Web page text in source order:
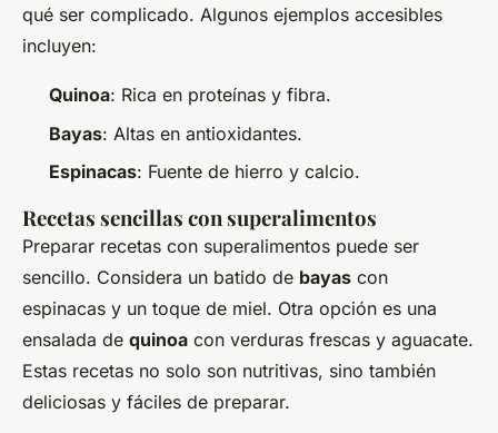
qué ser complicado. Algunos ejemplos accesibles
incluyen:
Quinoa: Rica en proteínas y fibra.
Bayas: Altas en antioxidantes.
Espinacas: Fuente de hierro y calcio.
Recetas sencillas con superalimentos
Preparar recetas con superalimentos puede ser
sencillo. Considera un batido de bayas con
espinacas y un toque de miel. Otra opción es una
ensalada de quinoa con verduras frescas y aguacate.
Estas recetas no solo son nutritivas, sino también
deliciosas y fáciles de preparar.